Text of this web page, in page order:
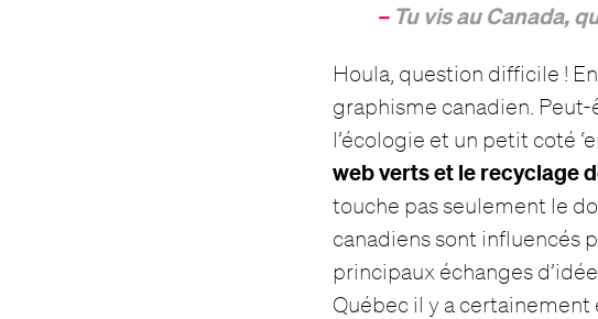
–Tu vis au Canada,
Houla, question difficile !
graphisme canadien.
l’écologie et un petit coté
web verts et le recyclage
touche pas seulement le
canadiens sont influencés
principaux échanges
Québec il y a certainement